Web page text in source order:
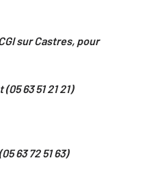
sur Castres, pour
63 51 21 21)
63 72 51 63)